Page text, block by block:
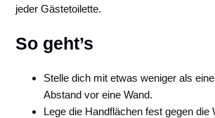
jeder Gästetoilette.
So geht’s
Stelle dich mit etwas weniger als
Abstand vor eine Wand.
Lege die Handflächen fest gegen die